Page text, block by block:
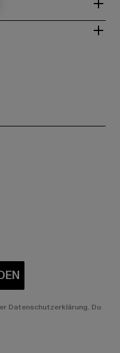
Datenschutzerklärung. Du